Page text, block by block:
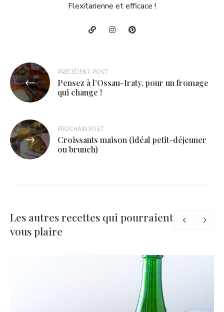
Flexitarienne et efficace !
Navigation
de
l’article
PRÉCÉDENT POST
Pensez à l’Ossau-Iraty, pour un fromage
qui change !
PROCHAIN POST
Croissants maison (idéal petit-déjeuner
ou brunch)
Les autres recettes qui pourraient
vous plaire